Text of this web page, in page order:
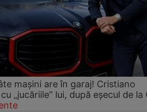
mașini are în garaj! Cristiano
„jucăriile” lui, după eșecul de la